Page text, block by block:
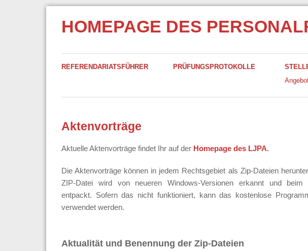
HOMEPAGE DES
REFERENDARIATSFÜHRER PRÜFUNGSPROTOKOLLE
Aktenvorträge
Aktuelle Aktenvorträge findet Ihr auf der Homepage des LJPA.
Die Aktenvorträge können in jedem Rechtsgebiet als Zip-Dateien
ZIP-Datei wird von neueren Windows-Versionen erkannt und beim
entpackt. Sofern das nicht funktioniert, kann das kostenlose
verwendet werden.
Aktualität und Benennung der Zip-Dateien